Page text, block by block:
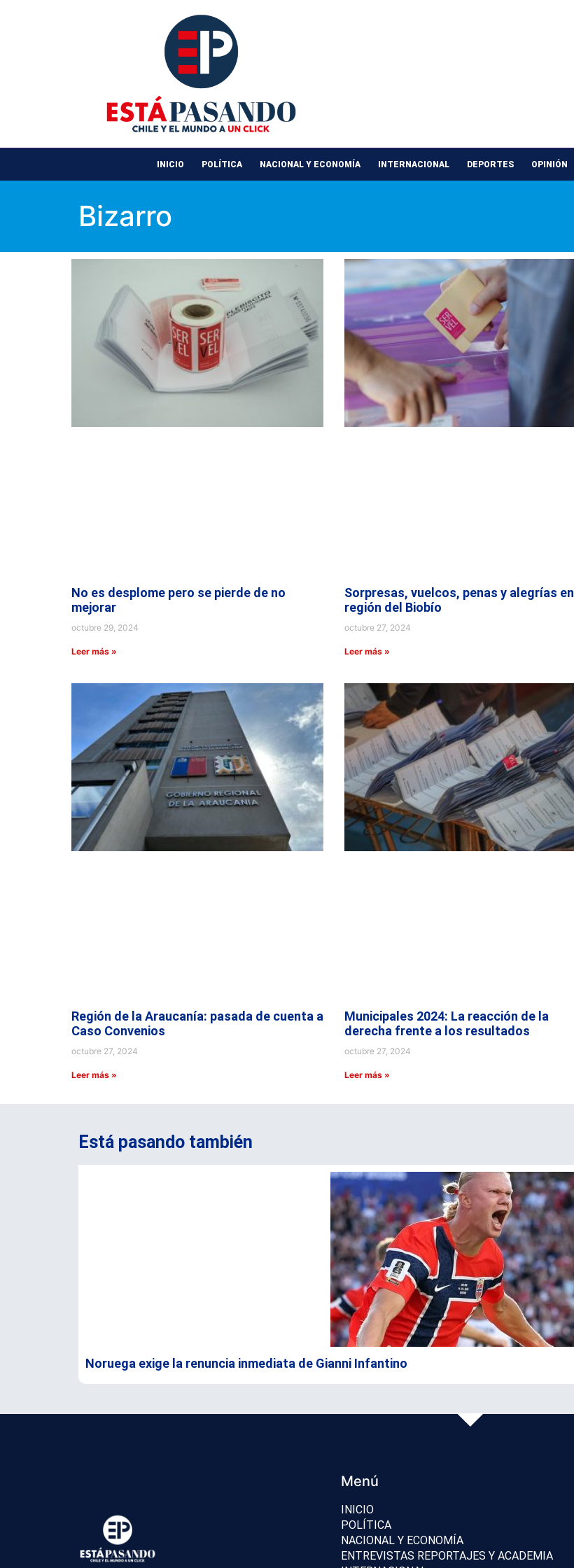
INICIO POLÍTICA NACIONAL Y ECONOMÍA INTERNACIONAL DEPORTES OPINIÓN
Bizarro
No es desplome pero se pierde de no
mejorar
octubre 29, 2024
Leer más »
Sorpresas, vuelcos, penas y alegrías en
región del Biobío
octubre 27, 2024
Leer más »
Región de la Araucanía: pasada de cuenta a
Caso Convenios
octubre 27, 2024
Leer más »
Municipales 2024: La reacción de la
derecha frente a los resultados
octubre 27, 2024
Leer más »
Está pasando también
Noruega exige la renuncia inmediata de Gianni Infantino
Menú
INICIO
POLÍTICA
NACIONAL Y ECONOMÍA
ENTREVISTAS REPORTAJES Y ACADEMIA